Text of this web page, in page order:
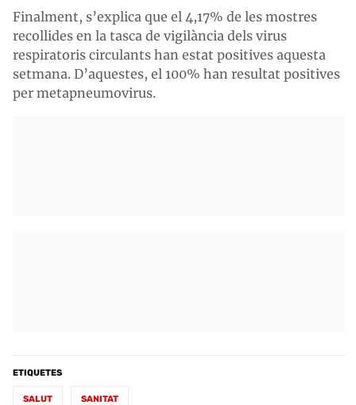
Finalment, s’explica que el 4,17% de les mostres
recollides en la tasca de vigilància dels virus
respiratoris circulants han estat positives aquesta
setmana. D’aquestes, el 100% han resultat positives
per metapneumovirus.
ETIQUETES
SALUT SANITAT